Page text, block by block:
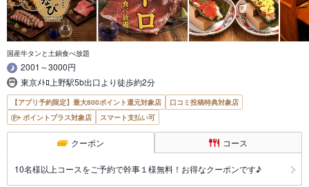
国産牛タンと土鍋食べ放題
2001～3000円
東京ﾒﾄﾛ上野駅5b出口より徒歩約2分
【アプリ予約限定】最大800ポイント還元対象店
口コミ投稿特典対象店
ポイントプラス対象店
スマート支払い可
クーポン コース
10名様以上コースをご予約で幹事１様無料！お得なクーポンです♪